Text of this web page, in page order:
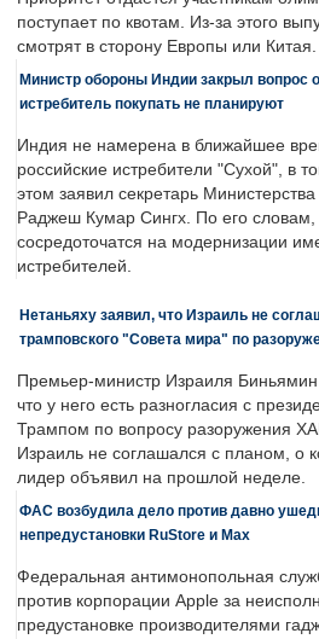
поступает по квотам. Из-за этого
смотрят в сторону Европы или Китая.
Министр обороны Индии закрыл вопрос
истребитель покупать не планируют
Индия не намерена в ближайшее
российские истребители "Сухой", в
этом заявил секретарь
Раджеш Кумар Сингх. По его словам,
сосредоточатся на модернизации
истребителей.
Нетаньяху заявил, что Израиль не
трамповского "Совета мира" по
Премьер-министр Израиля Биньямин
что у него есть разногласия с
Трампом по вопросу разоружения
Израиль не соглашался с планом, о
лидер объявил на прошлой неделе.
ФАС возбудила дело против давно
непредустановки RuStore и Max
Федеральная антимонопольная
против корпорации Apple за
предустановке производителями